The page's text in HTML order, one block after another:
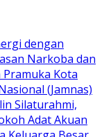
dengan
Narkoba dan
Kota
(Jamnas)
Silaturahmi,
Adat Akuan